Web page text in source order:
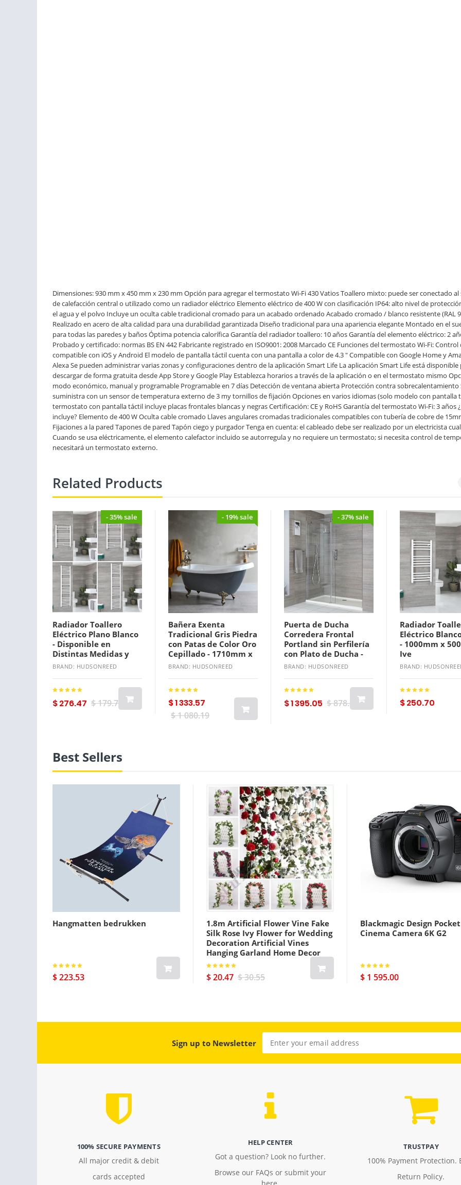
Dimensiones: 930 mm x 450 mm x 230 mm Opción para agregar el termostato Wi-Fi 430 Vatios Toallero mixto: puede ser conectado al
de calefacción central o utilizado como un radiador eléctrico Elemento eléctrico de 400 W con clasificación IP64: alto nivel de
el agua y el polvo Incluye un oculta cable tradicional cromado para un acabado ordenado Acabado cromado / blanco resistente (RAL
Realizado en acero de alta calidad para una durabilidad garantizada Diseño tradicional para una apariencia elegante Montado en el
para todas las paredes y baños Óptima potencia calorífica Garantía del radiador toallero: 10 años Garantía del elemento eléctrico: 2
Probado y certificado: normas BS EN 442 Fabricante registrado en ISO9001: 2008 Marcado CE Funciones del termostato Wi-Fi: Control
compatible con iOS y Android El modelo de pantalla táctil cuenta con una pantalla a color de 4.3 " Compatible con Google Home y
Alexa Se pueden administrar varias zonas y configuraciones dentro de la aplicación Smart Life La aplicación Smart Life está disponible
descargar de forma gratuita desde App Store y Google Play Establezca horarios a través de la aplicación o en el termostato mismo
modo económico, manual y programable Programable en 7 días Detección de ventana abierta Protección contra sobrecalentamiento
suministra con un sensor de temperatura externo de 3 my tornillos de fijación Opciones en varios idiomas (solo modelo con pantalla
termostato con pantalla táctil incluye placas frontales blancas y negras Certificación: CE y RoHS Garantía del termostato Wi-Fi: 3 años
incluye? Elemento de 400 W Oculta cable cromado Llaves angulares cromadas tradicionales compatibles con tubería de cobre de
Fijaciones a la pared Tapones de pared Tapón ciego y purgador Tenga en cuenta: el cableado debe ser realizado por un electricista
Cuando se usa eléctricamente, el elemento calefactor incluido se autorregula y no requiere un termostato; si necesita control de
necesitará un termostato externo.
Related Products
- 35% sale
Radiador Toallero
Eléctrico Plano Blanco
- Disponible en
Distintas Medidas y
con Selección de
BRAND: HUDSONREED
$ 276.47 $ 179.70
- 19% sale
Bañera Exenta
Tradicional Gris Piedra
con Patas de Color Oro
Cepillado - 1710mm x
740mm (Sin Agujeros
BRAND: HUDSONREED
$ 1 333.57
$ 1 080.19
- 37% sale
Puerta de Ducha
Corredera Frontal
Portland sin Perfilería
con Plato de Ducha -
Disponible en
BRAND: HUDSONREED
$ 1 395.05 $ 878.88
Radiador
Eléctrico
- 1000mm x
Ive
BRAND:
$ 250.70
Best Sellers
Hangmatten bedrukken
$ 223.53
1.8m Artificial Flower Vine Fake
Silk Rose Ivy Flower for Wedding
Decoration Artificial Vines
Hanging Garland Home Decor
$ 20.47 $ 30.55
Blackmagic Design Pocket
Cinema Camera 6K G2
$ 1 595.00
Sign up to Newsletter
100% SECURE PAYMENTS
All major credit & debit
cards accepted
HELP CENTER
Got a question? Look no further.
Browse our FAQs or submit your
TRUSTPAY
100% Payment Protection.
Return Policy.